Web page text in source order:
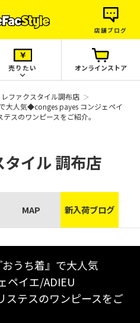
店舗ブログ
売りたい オンラインストア
レファクスタイル調布店
大人気◆conges payes コンジェペイ
スのワンピースをご紹介。
タイル調布店
MAP 新入荷ブログ
うち着』で大人気
ペイエ/ADIEU
ステスのワンピースをご